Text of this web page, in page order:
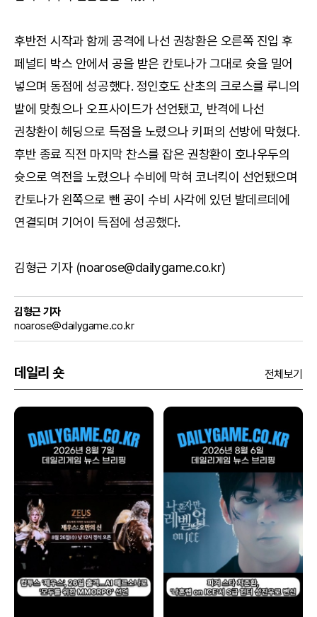
후반전 시작과 함께 공격에 나선 권창환은 오른쪽 진입 후
페널티 박스 안에서 공을 받은 칸토나가 그대로 슛을 밀어
넣으며 동점에 성공했다. 정인호도 산초의 크로스를 루니의
발에 맞췄으나 오프사이드가 선언됐고, 반격에 나선
권창환이 헤딩으로 득점을 노렸으나 키퍼의 선방에 막혔다.
후반 종료 직전 마지막 찬스를 잡은 권창환이 호나우두의
슛으로 역전을 노렸으나 수비에 막혀 코너킥이 선언됐으며
칸토나가 왼쪽으로 뺀 공이 수비 사각에 있던 발데르데에
연결되며 기어이 득점에 성공했다.
김형근 기자 (noarose@dailygame.co.kr)
김형근 기자
noarose@dailygame.co.kr
데일리 숏 전체보기